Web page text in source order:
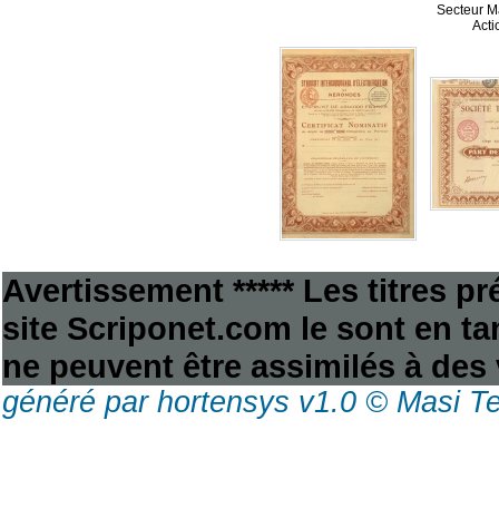
Secteur
Avertissement ***** Les titres
site Scriponet.com le sont en
ne peuvent être assimilés à
généré par hortensys v1.0 © Masi